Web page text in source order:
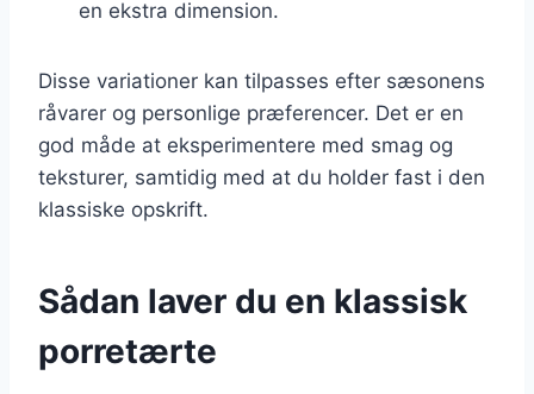
en ekstra dimension.
Disse variationer kan tilpasses efter sæsonens
råvarer og personlige præferencer. Det er en
god måde at eksperimentere med smag og
teksturer, samtidig med at du holder fast i den
klassiske opskrift.
Sådan laver du en klassisk
porretærte